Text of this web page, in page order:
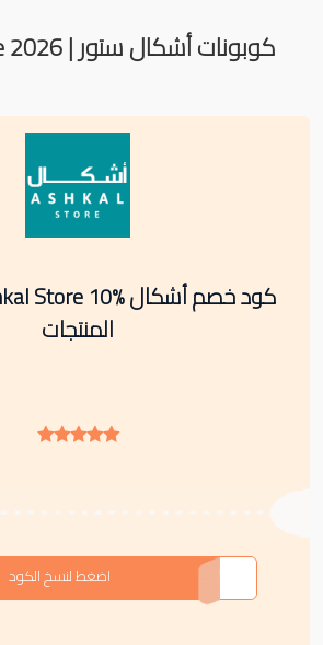
كوبونات أشكال ستور | Ashkal Store 2026
المنتجات
اضغط لنسخ الكود